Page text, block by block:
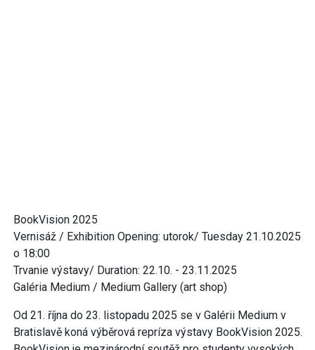
BookVision 2025
Vernisáž / Exhibition Opening: utorok/ Tuesday 21.10.2025
o 18:00
Trvanie výstavy/ Duration: 22.10. - 23.11.2025
Galéria Medium / Medium Gallery (art shop)
Od 21. října do 23. listopadu 2025 se v Galérii Medium v
Bratislavě koná výběrová repríza výstavy BookVision 2025.